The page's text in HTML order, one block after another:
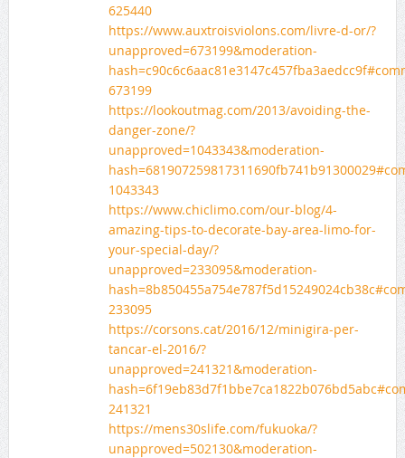
625440
https://www.auxtroisviolons.com/livre-d-or/?
unapproved=673199&moderation-
673199
https://lookoutmag.com/2013/avoiding-the-
danger-zone/?
unapproved=1043343&moderation-
1043343
https://www.chiclimo.com/our-blog/4-
amazing-tips-to-decorate-bay-area-limo-for-
your-special-day/?
unapproved=233095&moderation-
233095
https://corsons.cat/2016/12/minigira-per-
tancar-el-2016/?
unapproved=241321&moderation-
241321
https://mens30slife.com/fukuoka/?
unapproved=502130&moderation-